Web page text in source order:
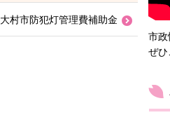
市政
ぜひ
大村市防犯灯管理費補助金